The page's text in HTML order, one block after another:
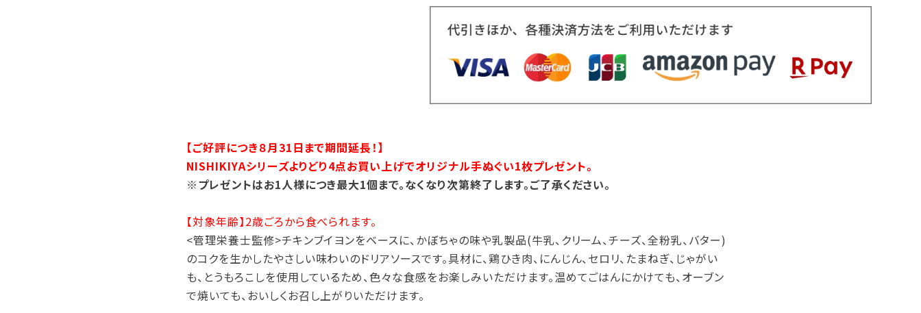
【ご好評につき８月31日まで期間延長！】
NISHIKIYAシリーズよりどり4点お買い上げでオリジナル手ぬぐい1枚プレゼント。
※プレゼントはお1人様につき最大1個まで。なくなり次第終了します。ご了承ください。
【対象年齢】2歳ごろから食べられます。
<管理栄養士監修>チキンブイヨンをベースに、かぼちゃの味や乳製品(牛乳、クリーム、チーズ、全粉乳、バター)
のコクを生かしたやさしい味わいのドリアソースです。具材に、鶏ひき肉、にんじん、セロリ、たまねぎ、じゃがい
も、とうもろこしを使用しているため、色々な食感をお楽しみいただけます。温めてごはんにかけても、オーブン
で焼いても、おいしくお召し上がりいただけます。